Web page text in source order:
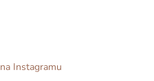
Instagramu